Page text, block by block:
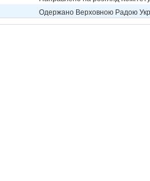
Одержано Верховною Радою